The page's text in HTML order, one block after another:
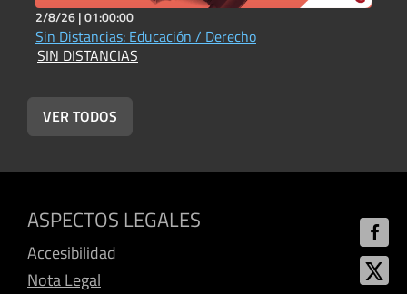
2/8/26 |01:00:00
Sin Distancias: Educación / Derecho
SIN DISTANCIAS
VER TODOS
ASPECTOS LEGALES
Accesibilidad
Nota Legal